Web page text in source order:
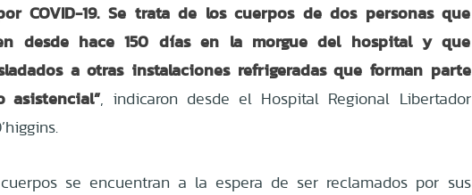
COVID-19. Se trata de los cuerpos de dos personas que
desde hace 150 días en la morgue del hospital y que
a otras instalaciones refrigeradas que forman parte
asistencial”, indicaron desde el Hospital Regional Libertador
se encuentran a la espera de ser reclamados por sus